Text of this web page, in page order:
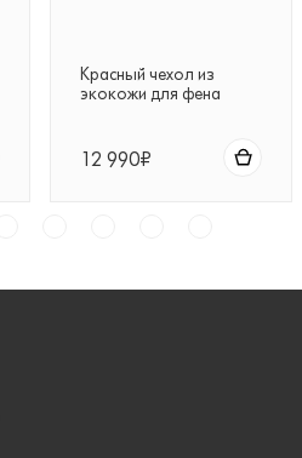
Красный чехол из
экокожи для фена
12 990₽